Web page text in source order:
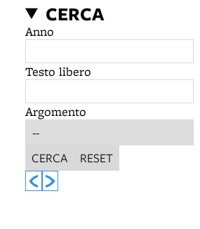
CERCA
Anno
Testo libero
Argomento
CERCA RESET